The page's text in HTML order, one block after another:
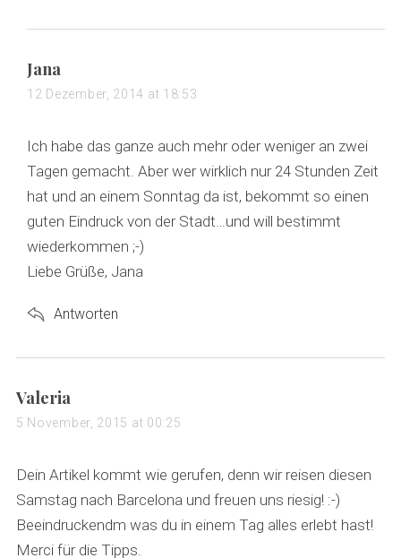
s
a
s
:
Jana
12 Dezember, 2014 at 18:53
Ich habe das ganze auch mehr oder weniger an zwei
Tagen gemacht. Aber wer wirklich nur 24 Stunden Zeit
hat und an einem Sonntag da ist, bekommt so einen
guten Eindruck von der Stadt…und will bestimmt
wiederkommen ;-)
Liebe Grüße, Jana
Antworten
s
a
s
:
Valeria
5 November, 2015 at 00:25
Dein Artikel kommt wie gerufen, denn wir reisen diesen
Samstag nach Barcelona und freuen uns riesig! :-)
Beeindruckendm was du in einem Tag alles erlebt hast!
Merci für die Tipps.